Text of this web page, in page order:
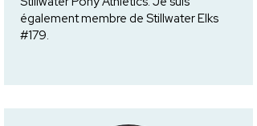
également membre de Stillwater Elks
#179.